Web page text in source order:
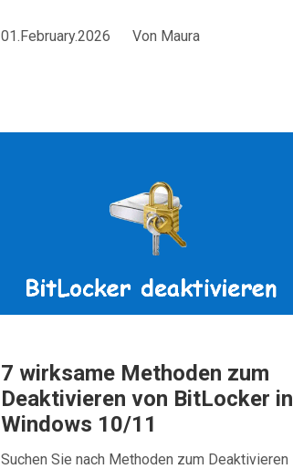
01.February.2026 Von Maura
7 wirksame Methoden zum
Deaktivieren von BitLocker in
Windows 10/11
Suchen Sie nach Methoden zum Deaktivieren